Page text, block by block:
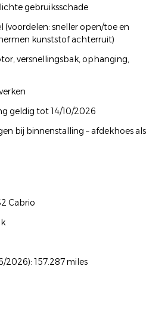
gebruiksschade
(voordelen: sneller open/toe en
kunststof achterruit)
versnellingsbak, ophanging,
geldig tot 14/10/2026
bij binnenstalling – afdekhoes als
Cabrio
2026): 157.287 miles